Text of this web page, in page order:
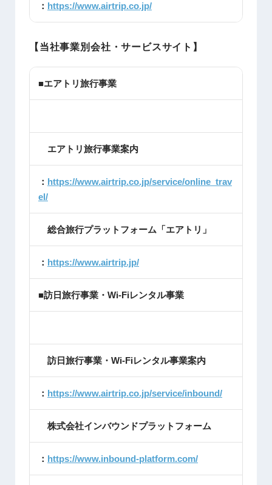
： https://www.airtrip.co.jp/
【当社事業別会社・サービスサイト】
■エアトリ旅行事業
エアトリ旅行事業案内
： https://www.airtrip.co.jp/service/online_trav
el/
総合旅行プラットフォーム「エアトリ」
： https://www.airtrip.jp/
■訪日旅行事業・Wi-Fiレンタル事業
訪日旅行事業・Wi-Fiレンタル事業案内
： https://www.airtrip.co.jp/service/inbound/
株式会社インバウンドプラットフォーム
： https://www.inbound-platform.com/